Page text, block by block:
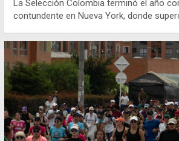
La Selección Colombia terminó el año
contundente en Nueva York, donde